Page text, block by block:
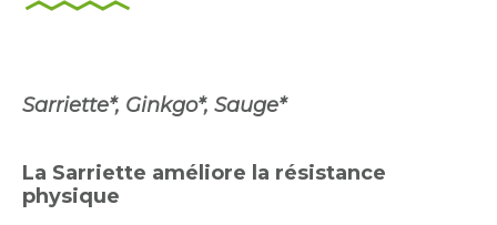
Sarriette*, Ginkgo*, Sauge*
La Sarriette améliore la résistance
physique